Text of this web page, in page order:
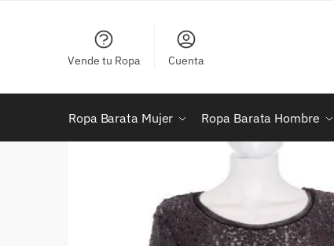
Vende tu Ropa Cuenta
Ropa Barata Mujer Ropa Barata Hombre